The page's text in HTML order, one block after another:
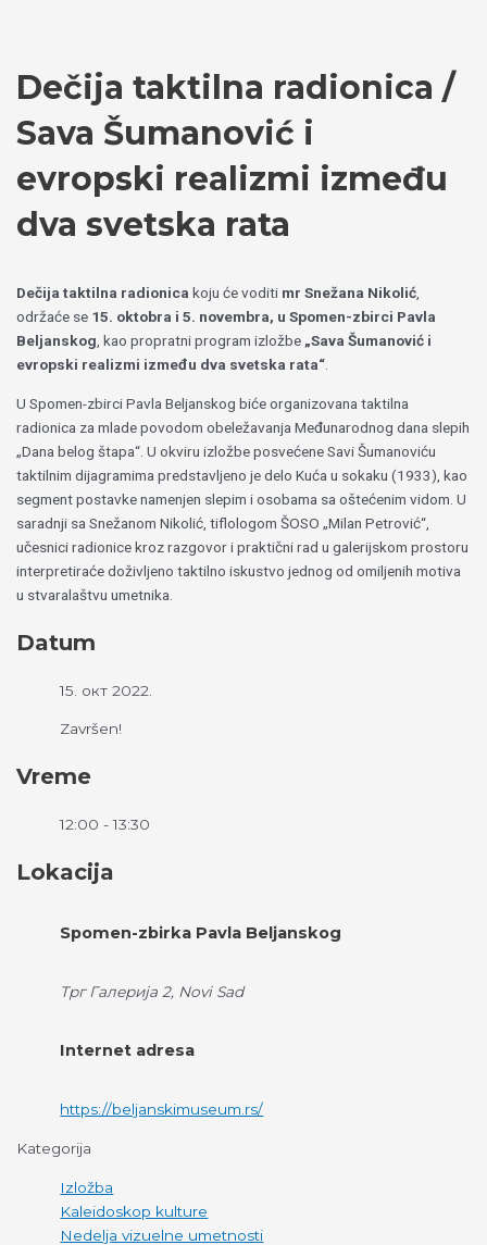
Dečija taktilna radionica /
Sava Šumanović i
evropski realizmi između
dva svetska rata
Dečija taktilna radionica koju će voditi mr Snežana Nikolić
održaće se 15. oktobra i 5. novembra, u Spomen-zbirci Pavla
Beljanskog , kao propratni program izložbe „Sava Šumanović i
evropski realizmi između dva svetska rata“
U Spomen-zbirci Pavla Beljanskog biće organizovana taktilna
radionica za mlade povodom obeležavanja Međunarodnog dana slepih
„Dana belog štapa“. U okviru izložbe posvećene Savi Šumanoviću
taktilnim dijagramima predstavljeno je delo Kuća u sokaku (1933), kao
segment postavke namenjen slepim i osobama sa oštećenim vidom. U
saradnji sa Snežanom Nikolić, tiflologom ŠOSO „Milan Petrović“,
učesnici radionice kroz razgovor i praktični rad u galerijskom prostoru
interpretiraće doživljeno taktilno iskustvo jednog od omiljenih motiva
u stvaralaštvu umetnika.
Datum
15. окт 2022.
Završen!
Vreme
12:00 - 13:30
Lokacija
Spomen-zbirka Pavla Beljanskog
Трг Галерија 2, Novi Sad
Internet adresa
https://beljanskimuseum.rs/
Kategorija
Izložba
Kaleidoskop kulture
Nedelja vizuelne umetnosti